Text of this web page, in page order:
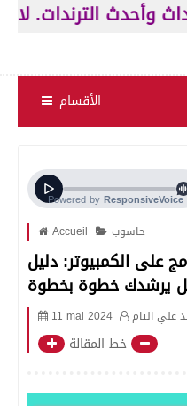
الأقسام
Accueil حاسوب
على الكمبيوتر: دليل
يرشدك خطوة بخطوة
11 mai 2024 علي التام
خط المقالة